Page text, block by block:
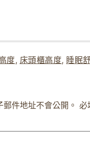
度, 床頭櫃高度, 睡眠
件地址不會公開。 必